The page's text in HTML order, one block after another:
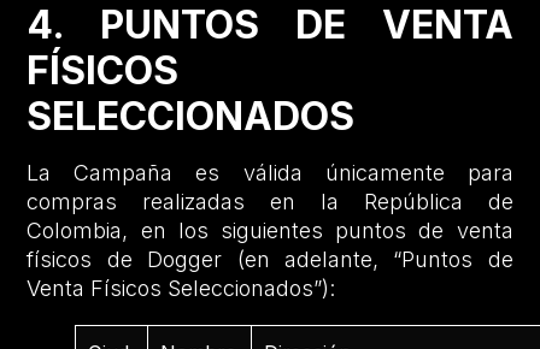
4. PUNTOS DE VENTA
FÍSICOS
SELECCIONADOS
La Campaña es válida únicamente para
compras realizadas en la República de
Colombia, en los siguientes puntos de venta
físicos de Dogger (en adelante, “Puntos de
Venta Físicos Seleccionados”):